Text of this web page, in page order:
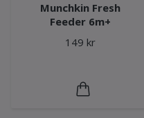
Munchkin Fresh
Feeder 6m+
149 kr